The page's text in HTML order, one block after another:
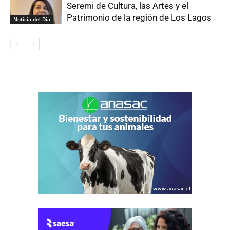
Noticia del Día
Seremi de Cultura, las Artes y el
Patrimonio de la región de Los Lagos